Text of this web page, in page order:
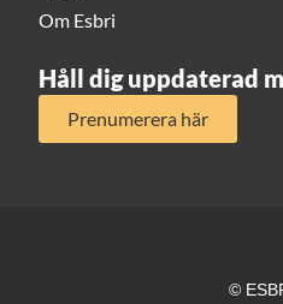
Om Esbri
Håll dig uppdaterad
Prenumerera här
©